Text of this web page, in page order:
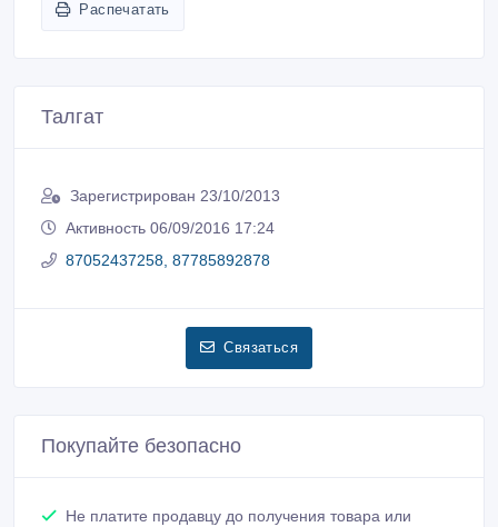
Распечатать
Талгат
Зарегистрирован 23/10/2013
Активность 06/09/2016 17:24
87052437258, 87785892878
Связаться
Покупайте безопасно
Не платите продавцу до получения товара или